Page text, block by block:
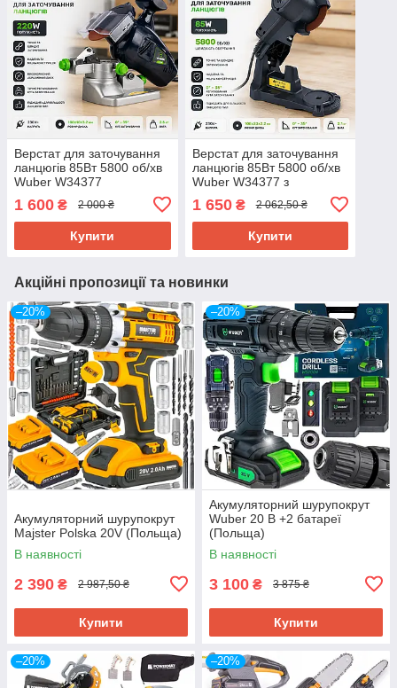
Верстат для заточування
ланцюгів 85Вт 5800 об/хв
Wuber W34377
професійний точильний
верстат Польща
1 600 ₴ 2 000 ₴
Купити
Верстат для заточування
ланцюгів 85Вт 5800 об/хв
Wuber W34377 з
Польща
1 650₴ 2 062,50 ₴
Купити
Акційні пропозиції та новинки
–20%
Акумуляторний шурупокрут
Majster Polska 20V (Польща)
В наявності
2 390 ₴ 2 987,50 ₴
Купити
–20%
Акумуляторний шурупокрут
Wuber 20 В +2 батареї
(Польща)
В наявності
3 100 ₴ 3 875 ₴
Купити
–20% –20%